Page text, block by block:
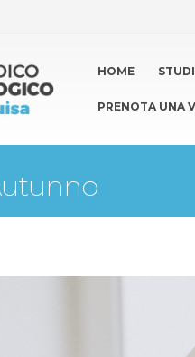
HOME
PRENOTA UNA